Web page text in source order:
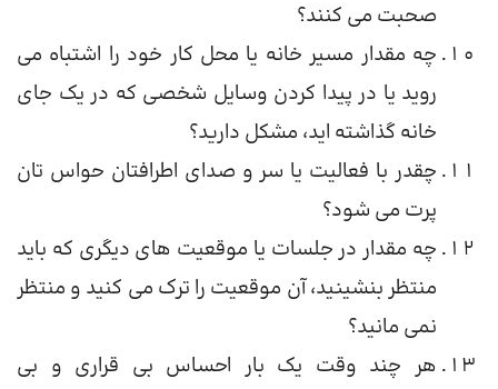
صحبت می کنند؟
چه مقدار مسیر خانه یا محل کار خود را اشتباه می
روید یا در پیدا کردن وسایل شخصی که در یک جای
خانه گذاشته اید، مشکل دارید؟
چقدر با فعالیت یا سر و صدای اطرافتان حواس تان
پرت می شود؟
چه مقدار در جلسات یا موقعیت های دیگری که باید
منتظر بنشینید، آن موقعیت را ترک می کنید و منتظر
نمی مانید؟
هر چند وقت یک بار احساس بی قراری و بی